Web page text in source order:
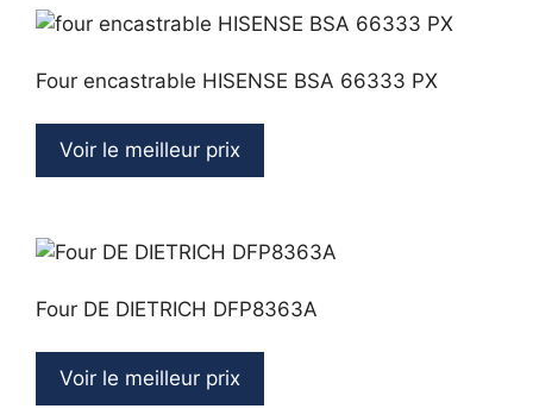
Four encastrable HISENSE BSA 66333 PX
Voir le meilleur prix
Four DE DIETRICH DFP8363A
Voir le meilleur prix